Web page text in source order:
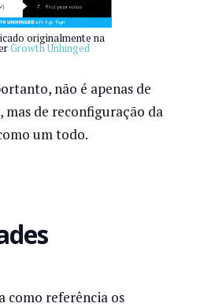
originalmente na
Growth Unhinged
não é apenas de
mas de reconfiguração da
um todo.
como referência os